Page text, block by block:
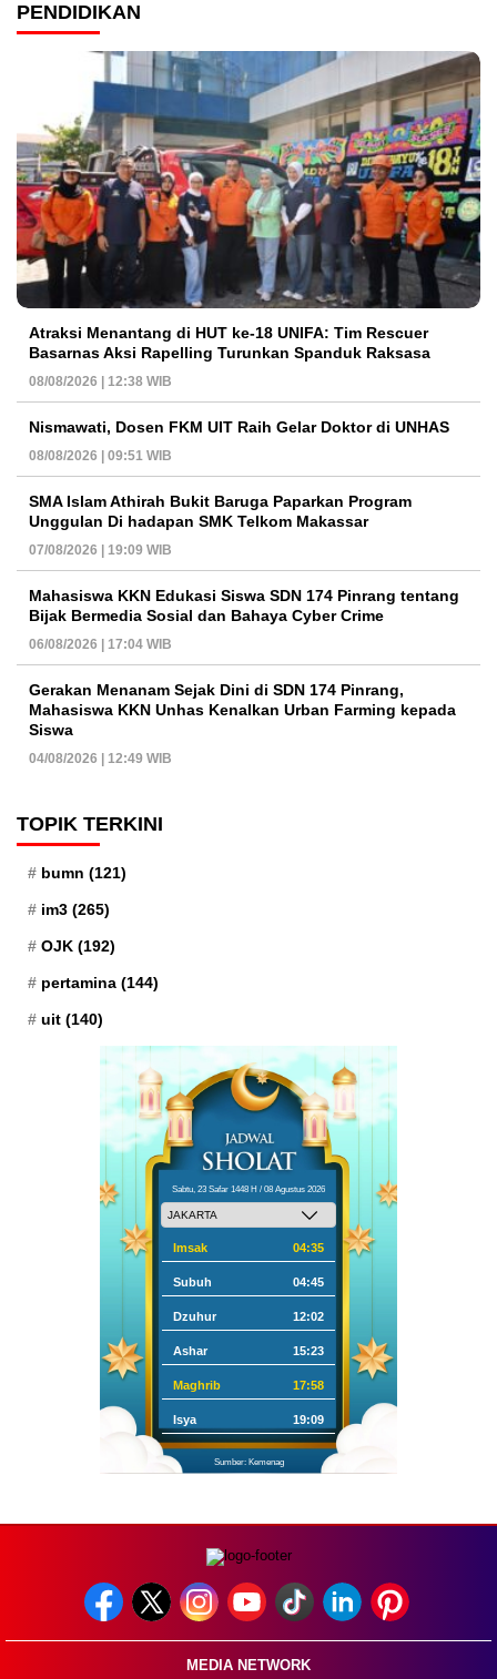
PENDIDIKAN
Atraksi Menantang di HUT ke-18 UNIFA: Tim Rescuer
Basarnas Aksi Rapelling Turunkan Spanduk Raksasa
08/08/2026 | 12:38 WIB
Nismawati, Dosen FKM UIT Raih Gelar Doktor di UNHAS
08/08/2026 | 09:51 WIB
SMA Islam Athirah Bukit Baruga Paparkan Program
Unggulan Di hadapan SMK Telkom Makassar
07/08/2026 | 19:09 WIB
Mahasiswa KKN Edukasi Siswa SDN 174 Pinrang tentang
Bijak Bermedia Sosial dan Bahaya Cyber Crime
06/08/2026 | 17:04 WIB
Gerakan Menanam Sejak Dini di SDN 174 Pinrang,
Mahasiswa KKN Unhas Kenalkan Urban Farming kepada
Siswa
04/08/2026 | 12:49 WIB
TOPIK TERKINI
bumn (121)
im3 (265)
OJK (192)
pertamina (144)
uit (140)
Sabtu, 23 Safar 1448 H / 08 Agustus 2026
Imsak 04:35
Subuh 04:45
Dzuhur 12:02
Ashar 15:23
Maghrib 17:58
Isya 19:09
Sumber: Kemenag
MEDIA NETWORK